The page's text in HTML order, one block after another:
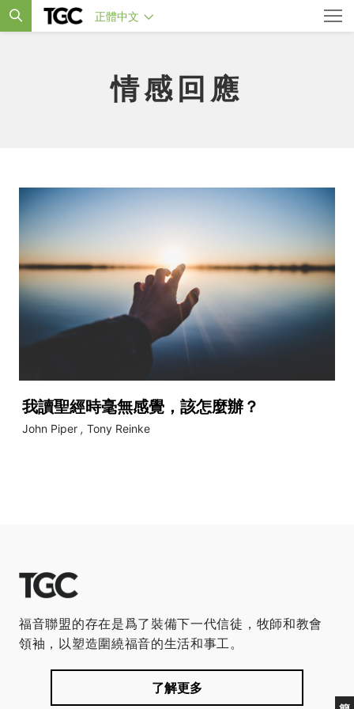
正體中文
情感回應
我讀聖經時毫無感覺，該怎麼辦？
John Piper , Tony Reinke
福音聯盟的存在是爲了裝備下一代信徒，牧師和教會
領袖，以塑造圍繞福音的生活和事工。
了解更多